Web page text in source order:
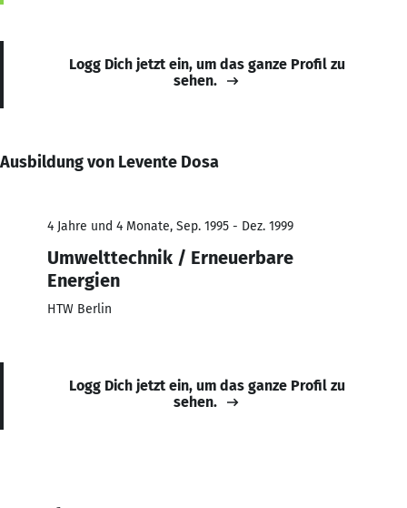
Logg Dich jetzt ein, um das ganze Profil zu
sehen.
Ausbildung von Levente Dosa
4 Jahre und 4 Monate, Sep. 1995 - Dez. 1999
Umwelttechnik / Erneuerbare
Energien
HTW Berlin
Logg Dich jetzt ein, um das ganze Profil zu
sehen.